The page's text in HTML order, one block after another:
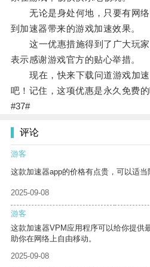
无论是身处何地，只要有网络
到加速器带来的游戏加速效果。
这一优惠措施得到了广大玩家
表示感谢游戏官方的贴心举措。
现在，快来下载问道游戏加速
吧！记住，这项优惠是永久免费的
#37#
评论
游客
这款加速器app的价格有点贵，可以适当
2025-09-08
游客
这款加速器VPM应用程序可以给你提供
助你在网络上自由移动。
2025-09-08